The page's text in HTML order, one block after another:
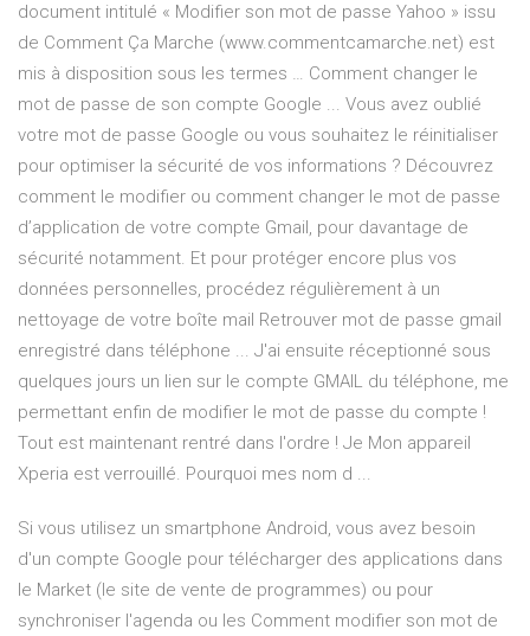
document intitulé « Modifier son mot de passe Yahoo » issu
de Comment Ça Marche (www.commentcamarche.net) est
mis à disposition sous les termes … Comment changer le
mot de passe de son compte Google ... Vous avez oublié
votre mot de passe Google ou vous souhaitez le réinitialiser
pour optimiser la sécurité de vos informations ? Découvrez
comment le modifier ou comment changer le mot de passe
d’application de votre compte Gmail, pour davantage de
sécurité notamment. Et pour protéger encore plus vos
données personnelles, procédez régulièrement à un
nettoyage de votre boîte mail Retrouver mot de passe gmail
enregistré dans téléphone ... J'ai ensuite réceptionné sous
quelques jours un lien sur le compte GMAIL du téléphone, me
permettant enfin de modifier le mot de passe du compte !
Tout est maintenant rentré dans l'ordre ! Je Mon appareil
Xperia est verrouillé. Pourquoi mes nom d ...
Si vous utilisez un smartphone Android, vous avez besoin
d'un compte Google pour télécharger des applications dans
le Market (le site de vente de programmes) ou pour
synchroniser l'agenda ou les Comment modifier son mot de